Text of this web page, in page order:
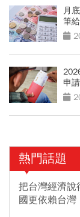
月
筆
申
包
熱門話題
把台灣經濟說
國更依賴台灣